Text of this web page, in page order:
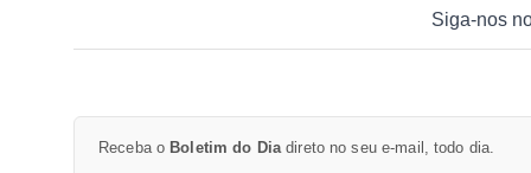
Siga-nos
Receba o Boletim do Diadireto no seu e-mail, todo dia.